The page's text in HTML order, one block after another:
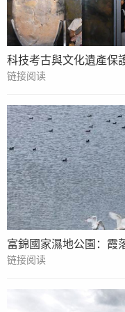
科技考古與文化遺產保
链接阅读
富錦國家濕地公園：霞
链接阅读